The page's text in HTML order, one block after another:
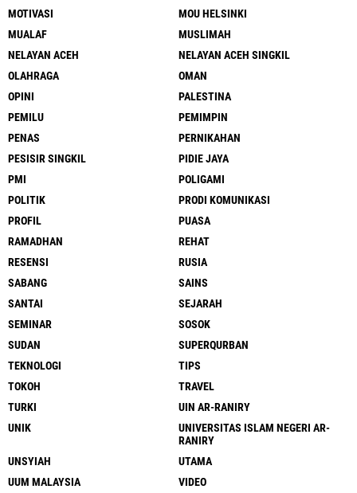
MOTIVASI
MOU HELSINKI
MUALAF
MUSLIMAH
NELAYAN ACEH
NELAYAN ACEH SINGKIL
OLAHRAGA
OMAN
OPINI
PALESTINA
PEMILU
PEMIMPIN
PENAS
PERNIKAHAN
PESISIR SINGKIL
PIDIE JAYA
PMI
POLIGAMI
POLITIK
PRODI KOMUNIKASI
PROFIL
PUASA
RAMADHAN
REHAT
RESENSI
RUSIA
SABANG
SAINS
SANTAI
SEJARAH
SEMINAR
SOSOK
SUDAN
SUPERQURBAN
TEKNOLOGI
TIPS
TOKOH
TRAVEL
TURKI
UIN AR-RANIRY
UNIK
UNIVERSITAS ISLAM NEGERI AR-
RANIRY
UNSYIAH
UTAMA
UUM MALAYSIA
VIDEO